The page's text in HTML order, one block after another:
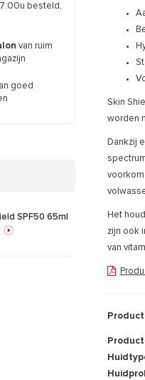
besteld,
van ruim
goed
SPF50 65ml
Skin
worden
Dankzij
Het
zijn ook
van